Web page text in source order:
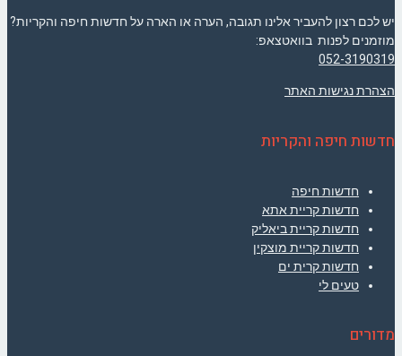
יש לכם רצון להעביר אלינו תגובה, הערה או הארה על חדשות חיפה והקריות?
מוזמנים לפנות בוואטצאפ:
052-3190319
הצהרת נגישות האתר
חדשות חיפה והקריות
חדשות חיפה
חדשות קריית אתא
חדשות קריית ביאליק
חדשות קריית מוצקין
חדשות קרית ים
טעים לי
מדורים